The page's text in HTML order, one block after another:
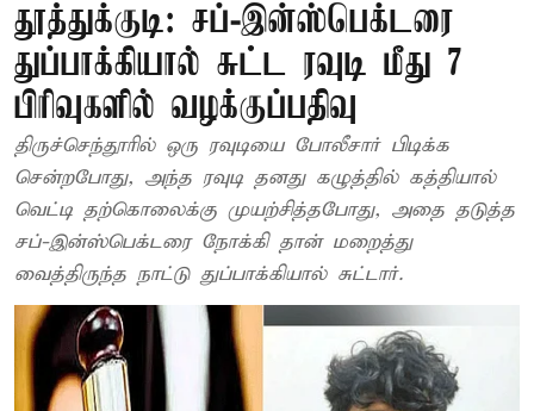
தூத்துக்குடி: சப்-இன்ஸ்பெக்டரை
துப்பாக்கியால் சுட்ட ரவுடி மீது 7
பிரிவுகளில் வழக்குப்பதிவு
திருச்செந்தூரில் ஒரு ரவுடியை போலீசார் பிடிக்க
சென்றபோது, அந்த ரவுடி தனது கழுத்தில் கத்தியால்
வெட்டி தற்கொலைக்கு முயற்சித்தபோது, அதை தடுத்த
சப்-இன்ஸ்பெக்டரை நோக்கி தான் மறைத்து
வைத்திருந்த நாட்டு துப்பாக்கியால் சுட்டார்.